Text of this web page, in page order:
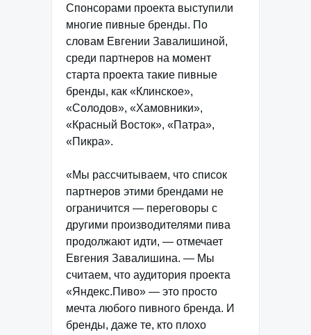
Спонсорами проекта выступили
многие пивные бренды. По
словам Евгении Завалишиной,
среди партнеров на момент
старта проекта такие пивные
бренды, как «Клинское»,
«Солодов», «Хамовники»,
«Красный Восток», «Патра»,
«Пикра».
«Мы рассчитываем, что список
партнеров этими брендами не
ограничится — переговоры с
другими производителями пива
продолжают идти, — отмечает
Евгения Завалишина. — Мы
считаем, что аудитория проекта
«Яндекс.Пиво» — это просто
мечта любого пивного бренда. И
бренды, даже те, кто плохо